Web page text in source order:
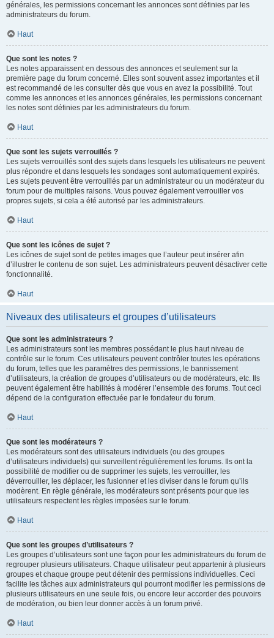
générales, les permissions concernant les annonces sont définies par les
administrateurs du forum.
Haut
Que sont les notes ?
Les notes apparaissent en dessous des annonces et seulement sur la
première page du forum concerné. Elles sont souvent assez importantes et il
est recommandé de les consulter dès que vous en avez la possibilité. Tout
comme les annonces et les annonces générales, les permissions concernant
les notes sont définies par les administrateurs du forum.
Haut
Que sont les sujets verrouillés ?
Les sujets verrouillés sont des sujets dans lesquels les utilisateurs ne peuvent
plus répondre et dans lesquels les sondages sont automatiquement expirés.
Les sujets peuvent être verrouillés par un administrateur ou un modérateur du
forum pour de multiples raisons. Vous pouvez également verrouiller vos
propres sujets, si cela a été autorisé par les administrateurs.
Haut
Que sont les icônes de sujet ?
Les icônes de sujet sont de petites images que l’auteur peut insérer afin
d’illustrer le contenu de son sujet. Les administrateurs peuvent désactiver cette
fonctionnalité.
Haut
Niveaux des utilisateurs et groupes d’utilisateurs
Que sont les administrateurs ?
Les administrateurs sont les membres possédant le plus haut niveau de
contrôle sur le forum. Ces utilisateurs peuvent contrôler toutes les opérations
du forum, telles que les paramètres des permissions, le bannissement
d’utilisateurs, la création de groupes d’utilisateurs ou de modérateurs, etc. Ils
peuvent également être habilités à modérer l’ensemble des forums. Tout ceci
dépend de la configuration effectuée par le fondateur du forum.
Haut
Que sont les modérateurs ?
Les modérateurs sont des utilisateurs individuels (ou des groupes
d’utilisateurs individuels) qui surveillent régulièrement les forums. Ils ont la
possibilité de modifier ou de supprimer les sujets, les verrouiller, les
déverrouiller, les déplacer, les fusionner et les diviser dans le forum qu’ils
modèrent. En règle générale, les modérateurs sont présents pour que les
utilisateurs respectent les règles imposées sur le forum.
Haut
Que sont les groupes d’utilisateurs ?
Les groupes d’utilisateurs sont une façon pour les administrateurs du forum de
regrouper plusieurs utilisateurs. Chaque utilisateur peut appartenir à plusieurs
groupes et chaque groupe peut détenir des permissions individuelles. Ceci
facilite les tâches aux administrateurs qui pourront modifier les permissions de
plusieurs utilisateurs en une seule fois, ou encore leur accorder des pouvoirs
de modération, ou bien leur donner accès à un forum privé.
Haut